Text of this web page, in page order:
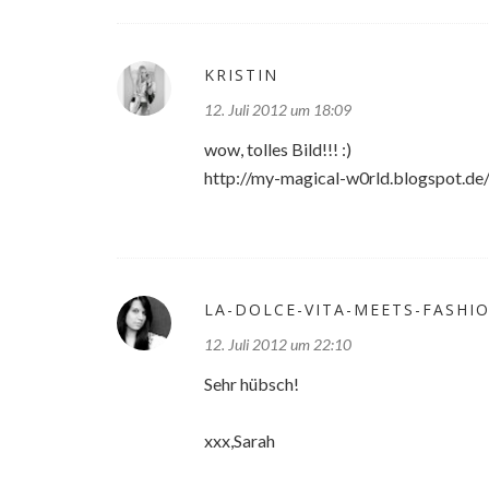
KRISTIN
12. Juli 2012 um 18:09
wow, tolles Bild!!! :)
http://my-magical-w0rld.blogspot.de/
LA-DOLCE-VITA-MEETS-
12. Juli 2012 um 22:10
Sehr hübsch!
xxx,Sarah